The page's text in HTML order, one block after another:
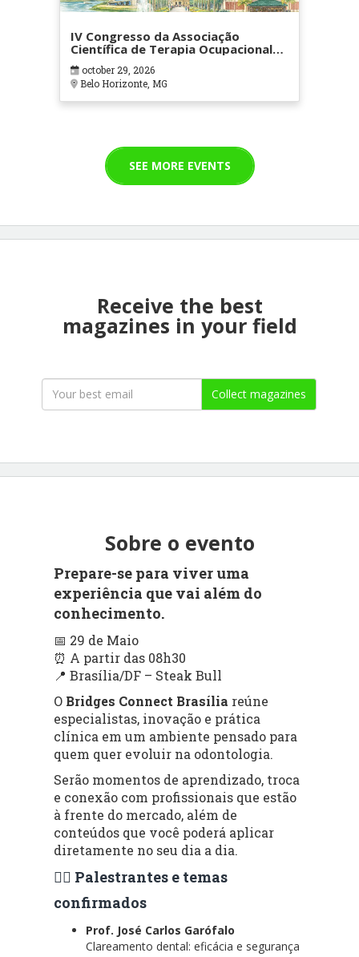
IV Congresso da Associação
Científica de Terapia Ocupacional
em Contextos Hospitalares e
Cuidados Paliativos - ATOHOSP
october 29, 2026
Belo Horizonte, MG
SEE MORE EVENTS
Receive the best
magazines in your field
Collect magazines
Sobre o evento
Prepare-se para viver uma
experiência que vai além do
conhecimento.
📅 29 de Maio
⏰ A partir das 08h30
📍 Brasília/DF – Steak Bull
O Bridges Connect Brasília reúne
especialistas, inovação e prática
clínica em um ambiente pensado para
quem quer evoluir na odontologia.
Serão momentos de aprendizado, troca
e conexão com profissionais que estão
à frente do mercado, além de
conteúdos que você poderá aplicar
diretamente no seu dia a dia.
👨‍⚕️ Palestrantes e temas
confirmados
Prof. José Carlos Garófalo
Clareamento dental: eficácia e segurança